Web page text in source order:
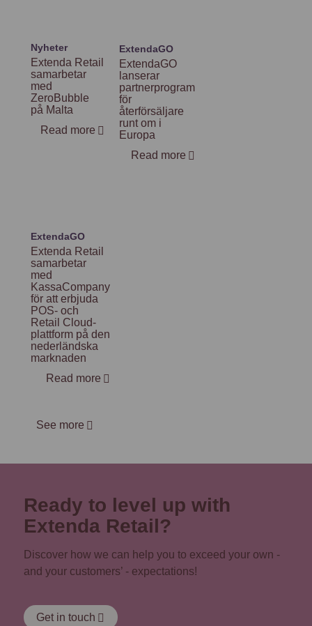
Nyheter
Extenda Retail
samarbetar
med
ZeroBubble
på Malta
Read more
ExtendaGO
ExtendaGO
lanserar
partnerprogram
för
återförsäljare
runt om i
Europa
Read more
ExtendaGO
Extenda Retail
samarbetar
med
KassaCompany
för att erbjuda
POS- och
Retail Cloud-
plattform på den
nederländska
marknaden
Read more
See more
Ready to level up with
Extenda Retail?
Discover how we can help you to exceed your own -
and your customers’ - expectations!
Get in touch